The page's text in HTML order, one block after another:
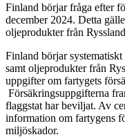
Finland börjar fråga efter
december 2024. Detta
oljeprodukter från
Finland börjar
samt oljeprodukter från
uppgifter om fartygets
Försäkringsuppgifterna
flaggstat har beviljat. Av
information om fartygens
miljöskador.